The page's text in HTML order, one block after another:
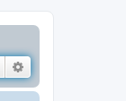
Otsi